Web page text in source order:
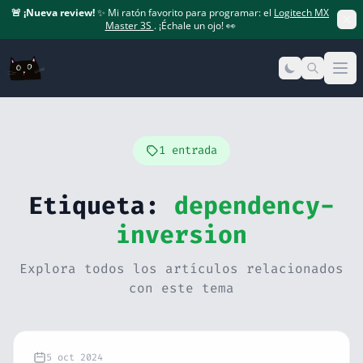
🚨 ¡Nueva review!✨ Mi ratón favorito para programar: el Logitech MX
Master 3S . ¡Échale un ojo! 👀
1 entrada
Etiqueta: dependency-
inversion
Explora todos los artículos relacionados
con este tema
5 oct 2024